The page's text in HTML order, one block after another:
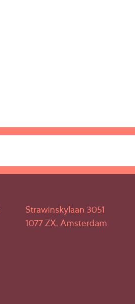
Strawinskylaan 3051
1077 ZX, Amsterdam